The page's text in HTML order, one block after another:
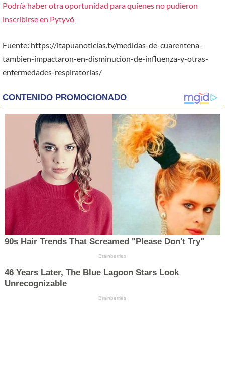
Podría haber otra oportunidad para quienes no pudieron
inscribirse en Pytyvõ
Fuente: https://itapuanoticias.tv/medidas-de-cuarentena-
tambien-impactaron-en-disminucion-de-influenza-y-otras-
enfermedades-respiratorias/